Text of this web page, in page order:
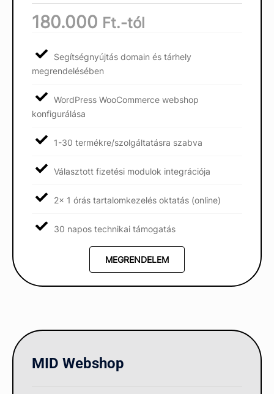
180.000 Ft.-tól
Segítségnyújtás domain és tárhely
megrendelésében
WordPress WooCommerce webshop
konfigurálása
1-30 termékre/szolgáltatásra szabva
Választott fizetési modulok integrációja
2x 1 órás tartalomkezelés oktatás (online)
30 napos technikai támogatás
MEGRENDELEM
MID Webshop